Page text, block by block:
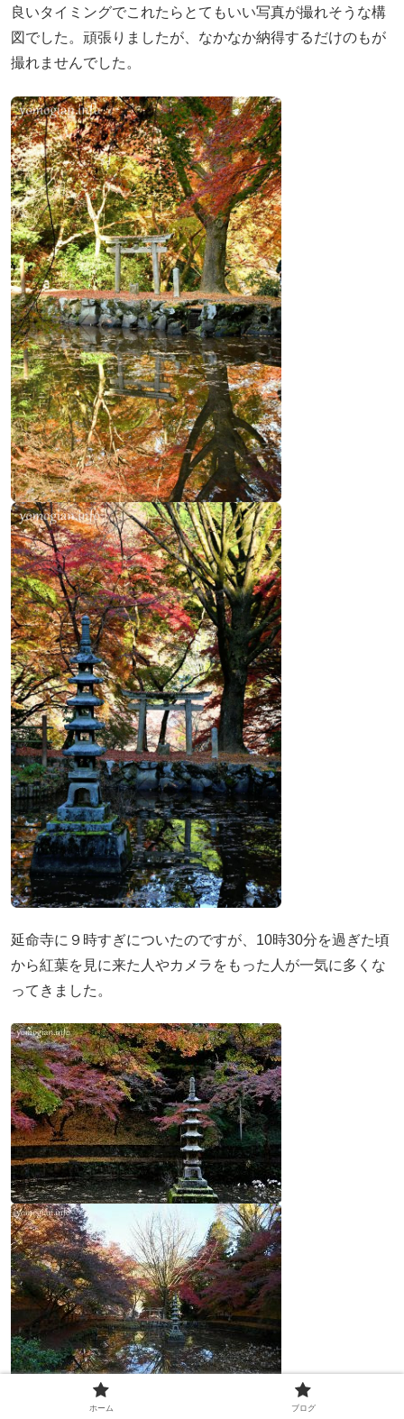
良いタイミングでこれたらとてもいい写真が撮れそうな構
図でした。頑張りましたが、なかなか納得するだけのもが
撮れませんでした。
延命寺に９時すぎについたのですが、10時30分を過ぎた頃
から紅葉を見に来た人やカメラをもった人が一気に多くな
ってきました。
ホーム ブログ